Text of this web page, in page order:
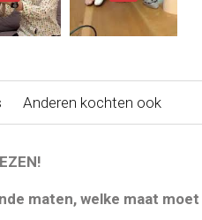
Anderen kochten ook
maten, welke maat moet